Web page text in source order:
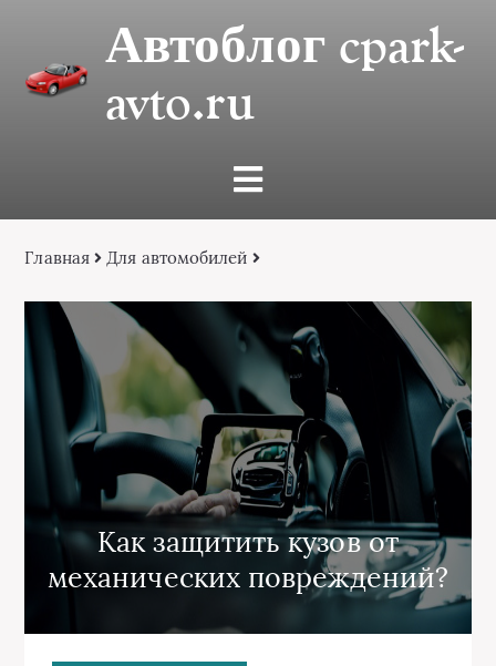
Автоблог cpark-
avto.ru
Главная Для автомобилей
Как защитить кузов от
механических повреждений?